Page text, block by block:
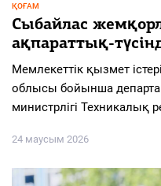
ҚОҒАМ
Сыбайлас
ақпараттық-
Мемлекеттік қызмет
облысы бойынша
министрлігі Техникалық
24 маусым 2026